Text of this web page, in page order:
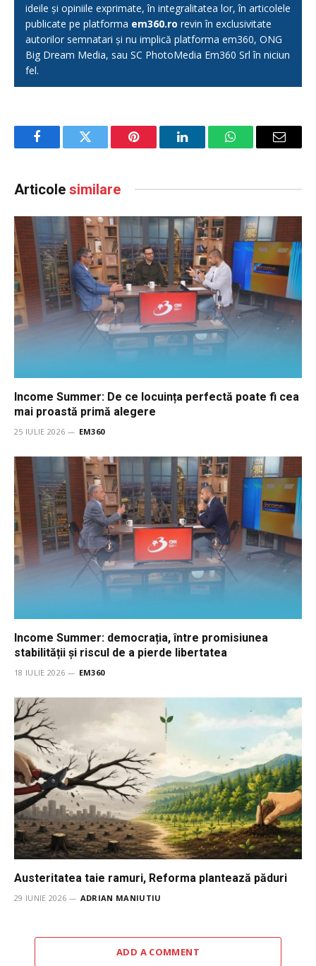
ideile și opiniile exprimate, în integralitatea lor, în articolele
publicate pe platforma em360.ro revin în exclusivitate
autorilor semnatari și nu implică platforma em360, ONG
Big Dream Media, sau SC PhotoMedia Em360 Srl în niciun
fel.
FacebookTwitter Pinterest LinkedInWhatsAppEmail
Articole similare
Income Summer: De ce locuința perfectă poate fi cea
mai proastă primă alegere
25 IULIE 2026 EM360
Income Summer: democrația, între promisiunea
stabilității și riscul de a pierde libertatea
18 IULIE 2026 EM360
Austeritatea taie ramuri, Reforma plantează păduri
29 IUNIE 2026 ADRIAN MANIUTIU
ADD A COMMENT